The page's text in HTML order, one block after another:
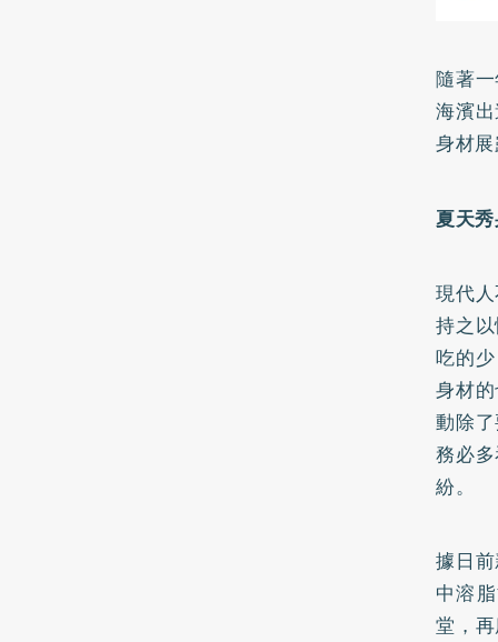
隨著
海濱
身材
夏天
現代
持之
吃的
身材
動除
務必
紛。
據日
中溶
堂，